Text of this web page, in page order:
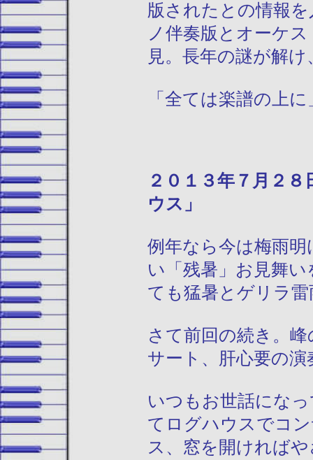
版されたとの情報
ノ伴奏版とオーケ
見。長年の謎が解
「全ては楽譜の上
２０１３年
ウス」
例年なら今は梅雨
い「残暑」お見舞
ても猛暑とゲリラ
さて前回の続き。
サート、肝心要の
いつもお世話にな
てログハウスでコ
ス、窓を開ければ